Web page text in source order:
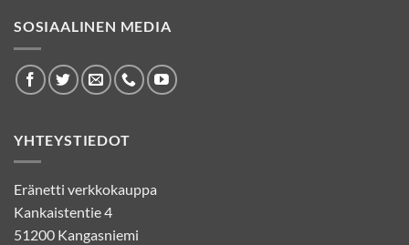
SOSIAALINEN MEDIA
YHTEYSTIEDOT
Eränetti verkkokauppa
Kankaistentie 4
51200 Kangasniemi